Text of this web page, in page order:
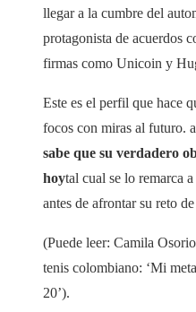
llegar a la cumbre del
protagonista de acuerdos
firmas como Unicoin y
Este es el perfil que hace
focos con miras al futuro.
sabe que su verdadero
hoytal cual se lo remarca
antes de afrontar su reto
(Puede leer: Camila
tenis colombiano: ‘Mi
20’).